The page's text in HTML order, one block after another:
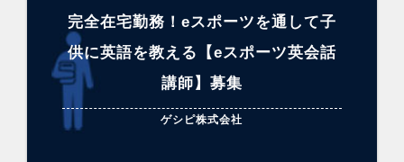
完全在宅勤務！eスポーツを通して子
供に英語を教える【eスポーツ英会話
講師】募集
ゲシピ株式会社